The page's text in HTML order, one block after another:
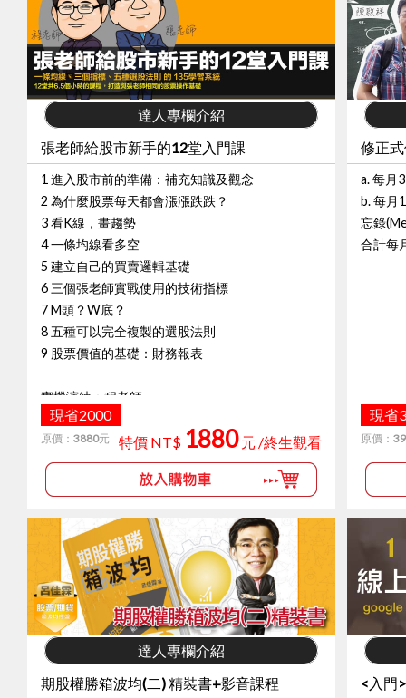
達人專欄介紹
張老師給股市新手的12堂入門課
1 進入股市前的準備：補充知識及觀念
2 為什麼股票每天都會漲漲跌跌？
3 看K線，畫趨勢
4 一條均線看多空
5 建立自己的買賣邏輯基礎
6 三個張老師實戰使用的技術指標
7 M頭？W底？
8 五種可以完全複製的選股法則
9 股票價值的基礎：財務報表
實機演練：程老師
a 手機取得股票資訊操作
b 手機下單示範演練
c 證券交易的基本規則
現省2000
原價： 3880元 特價 NT$ 1880元 /終生觀看
修正
a. 每月
b. 每月
忘錄
合計每
現省
原價：
達人專欄介紹
期股權勝箱波均(二) 精裝書+影音課程
<入門